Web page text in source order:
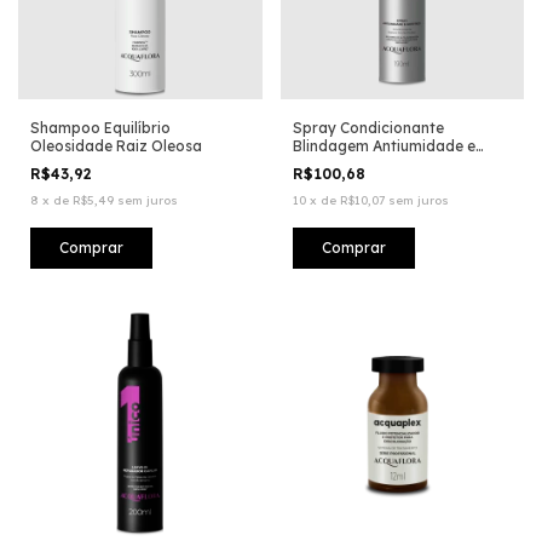
Shampoo Equilíbrio
Oleosidade Raiz Oleosa
R$43,92
8 x de R$5,49 sem juros
Spray Condicionante
Blindagem Antiumidade e
Antifrizz
R$100,68
10 x de R$10,07 sem juros